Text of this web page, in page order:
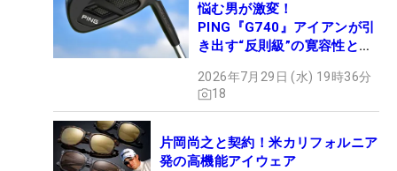
悩む男が激変！
PING『G740』アイアンが引
き出す“反則級”の寛容性と飛
2026年7月29日 (水) 19時36分
18
片岡尚之と契約！米カリフォルニア
発の高機能アイウェア